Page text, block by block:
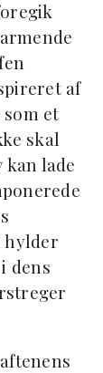
af
et
skal
kan lade
hylder
dens